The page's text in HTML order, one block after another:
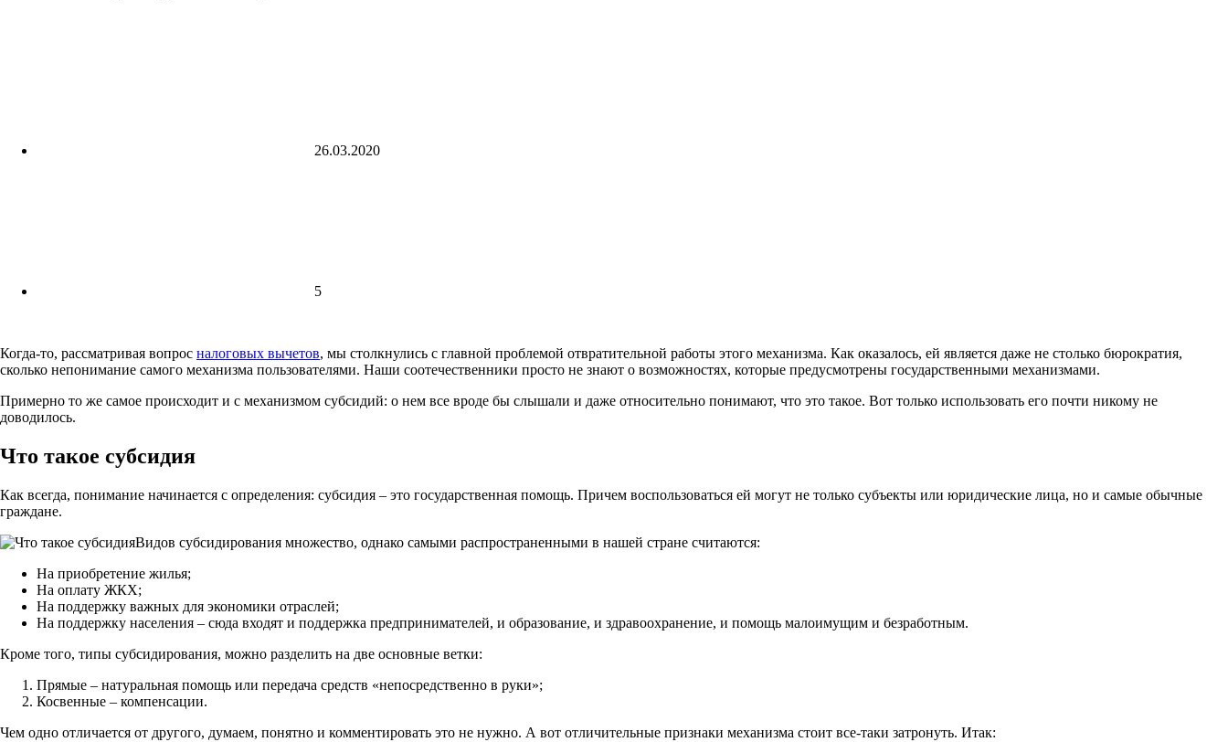
26.03.2020
5
Когда-то, рассматривая вопрос налоговых вычетов, мы столкнулись с главной проблемой отвратительной работы этого механизма. Как оказалось, ей является даже не столько бюрократия,
сколько непонимание самого механизма пользователями. Наши соотечественники просто не знают о возможностях, которые предусмотрены государственными механизмами.
Примерно то же самое происходит и с механизмом субсидий: о нем все вроде бы слышали и даже относительно понимают, что это такое. Вот только использовать его почти никому не
доводилось.
Что такое субсидия
Как всегда, понимание начинается с определения: субсидия – это государственная помощь. Причем воспользоваться ей могут не только субъекты или юридические лица, но и самые обычные
граждане.
Видов субсидирования множество, однако самыми распространенными в нашей стране считаются:
На приобретение жилья;
На оплату ЖКХ;
На поддержку важных для экономики отраслей;
На поддержку населения – сюда входят и поддержка предпринимателей, и образование, и здравоохранение, и помощь малоимущим и безработным.
Кроме того, типы субсидирования, можно разделить на две основные ветки:
Прямые – натуральная помощь или передача средств «непосредственно в руки»;
Косвенные – компенсации.
Чем одно отличается от другого, думаем, понятно и комментировать это не нужно. А вот отличительные признаки механизма стоит все-таки затронуть. Итак: